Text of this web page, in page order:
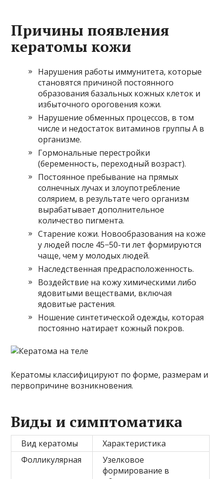
Причины появления
кератомы кожи
Нарушения работы иммунитета, которые
становятся причиной постоянного
образования базальных кожных клеток и
избыточного ороговения кожи.
Нарушение обменных процессов, в том
числе и недостаток витаминов группы А в
организме.
Гормональные перестройки
(беременность, переходный возраст).
Постоянное пребывание на прямых
солнечных лучах и злоупотребление
солярием, в результате чего организм
вырабатывает дополнительное
количество пигмента.
Старение кожи. Новообразования на коже
у людей после 45−50-ти лет формируются
чаще, чем у молодых людей.
Наследственная предрасположенность.
Воздействие на кожу химическими либо
ядовитыми веществами, включая
ядовитые растения.
Ношение синтетической одежды, которая
постоянно натирает кожный покров.
Кератомы классифицируют по форме, размерам и
первопричине возникновения.
Виды и симптоматика
Вид кератомы
Характеристика
Фолликулярная
Узелковое
формирование в